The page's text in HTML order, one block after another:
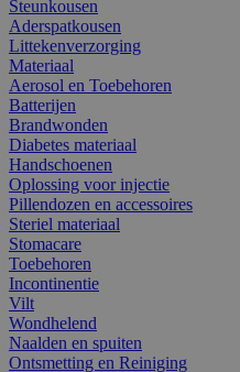
Steunkousen
Aderspatkousen
Littekenverzorging
Materiaal
Aerosol en Toebehoren
Batterijen
Brandwonden
Diabetes materiaal
Handschoenen
Oplossing voor injectie
Pillendozen en accessoires
Steriel materiaal
Stomacare
Toebehoren
Incontinentie
Vilt
Wondhelend
Naalden en spuiten
Ontsmetting en Reiniging